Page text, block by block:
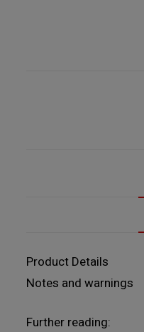
Product Details
Notes and warnings
Further reading: